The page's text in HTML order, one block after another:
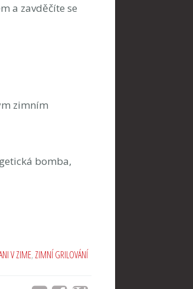
a zavděčíte se
zimním
bomba,
V ZIME,ZIMNÍ GRILOVÁNÍ